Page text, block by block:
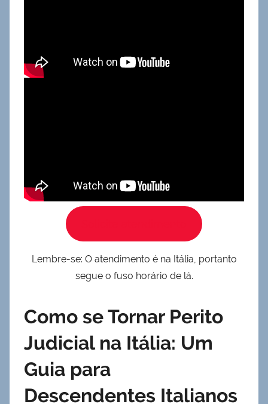
Lembre-se: O atendimento é na Itália, portanto
segue o fuso horário de lá.
Como se Tornar Perito
Judicial na Itália: Um
Guia para
Descendentes Italianos